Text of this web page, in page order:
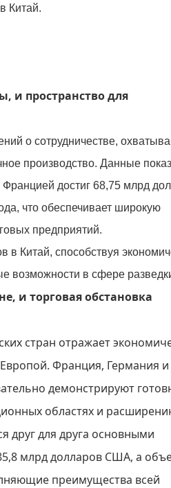
Китай.
и пространство для
о сотрудничестве,
производство. Данные
достиг 68,75 млрд
что обеспечивает широкую
предприятий.
и торговая обстановка
стран отражает
Франция, Германия и
демонстрируют
областях и
друг для друга основными
млрд долларов США, а
преимущества всей